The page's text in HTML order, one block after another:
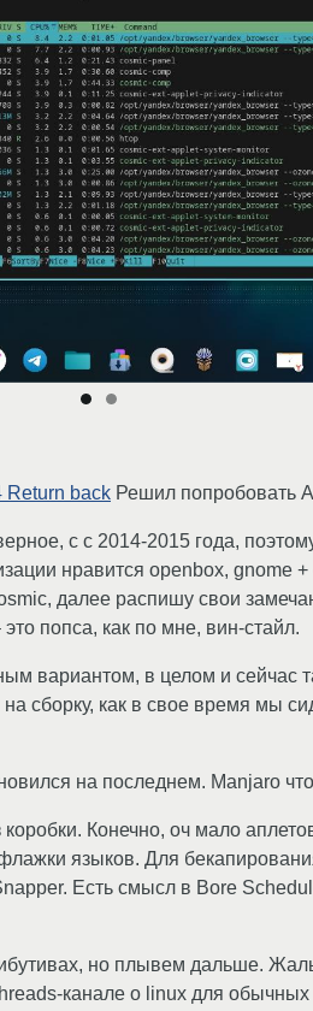
Return back Решил попробовать
с с 2014-2015 года,
нравится openbox, gnome
далее распишу свои
попса, как по мне, вин-стайл.
вариантом, в целом и сейчас
сборку, как в свое время мы
на последнем. Manjaro
Конечно, оч мало
языков. Для
Есть смысл в Bore
но плывем дальше.
канале о linux для